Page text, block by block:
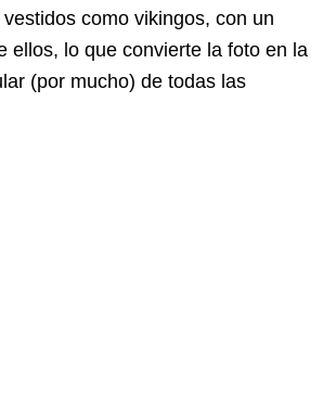
como vikingos, con un
ellos, lo que convierte la foto en la
(por mucho) de todas las